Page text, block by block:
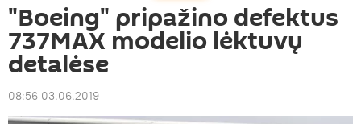
"Boeing" pripažino defektus
737MAX modelio lėktuvų
detalėse
08:56 03.06.2019